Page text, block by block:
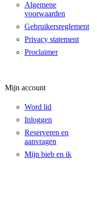
Algemene
voorwaarden
Gebruikersreglement
Privacy statement
Proclaimer
Mijn account
Word lid
Inloggen
Reserveren en
aanvragen
Mijn bieb en ik